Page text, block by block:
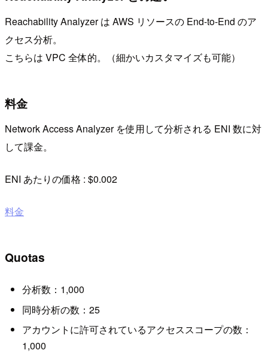
Reachability Analyzer は AWS リソースの End-to-End のア
クセス分析。
こちらは VPC 全体的。（細かいカスタマイズも可能）
料金
Network Access Analyzer を使用して分析される ENI 数に対
して課金。
ENI あたりの価格 : $0.002
料金
Quotas
分析数：1,000
同時分析の数：25
アカウントに許可されているアクセススコープの数：
1,000